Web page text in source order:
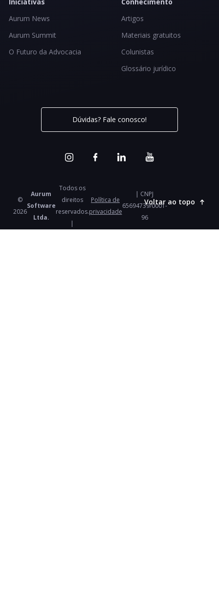
Aurum News
Aurum Summit
O Futuro da Advocacia
Artigos
Materiais gratuitos
Colunistas
Glossário jurídico
Dúvidas? Fale conosco!
©
2026
Aurum
Software
Ltda.
Todos os
direitos
reservados.
|
Política de
privacidade
| CNPJ
65694739/0001-
96
Voltar ao topo